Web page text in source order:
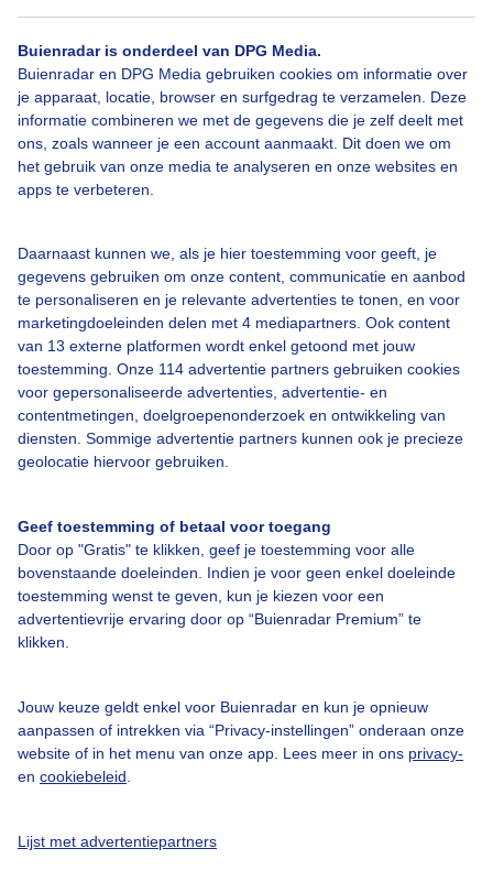
Buienradar is onderdeel van DPG Media.
Buienradar en DPG Media gebruiken cookies om informatie over
je apparaat, locatie, browser en surfgedrag te verzamelen. Deze
informatie combineren we met de gegevens die je zelf deelt met
ons, zoals wanneer je een account aanmaakt. Dit doen we om
het gebruik van onze media te analyseren en onze websites en
apps te verbeteren.
Daarnaast kunnen we, als je hier toestemming voor geeft, je
gegevens gebruiken om onze content, communicatie en aanbod
te personaliseren en je relevante advertenties te tonen, en voor
marketingdoeleinden delen met 4 mediapartners. Ook content
van 13 externe platformen wordt enkel getoond met jouw
toestemming. Onze 114 advertentie partners gebruiken cookies
voor gepersonaliseerde advertenties, advertentie- en
contentmetingen, doelgroepenonderzoek en ontwikkeling van
diensten. Sommige advertentie partners kunnen ook je precieze
geolocatie hiervoor gebruiken.
Geef toestemming of betaal voor toegang
Door op "Gratis" te klikken, geef je toestemming voor alle
bovenstaande doeleinden. Indien je voor geen enkel doeleinde
toestemming wenst te geven, kun je kiezen voor een
advertentievrije ervaring door op “Buienradar Premium” te
klikken.
Jouw keuze geldt enkel voor Buienradar en kun je opnieuw
aanpassen of intrekken via “Privacy-instellingen” onderaan onze
website of in het menu van onze app. Lees meer in ons privacy-
en cookiebeleid
Lijst met advertentiepartners
Een moment geduld aub...
Over Buienradar
Bedrijfsgegevens
Veelgestelde vragen
Contact
Gebruikersvoorwaarden
Adverteren
Buienradar Team
Privacy beleid
Privacy instellingen
Gratis weerdata
Buienradar